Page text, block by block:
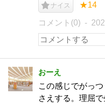
ナイス ★14
コメント(0)
おーえ
この感じでがっ
さえする。理屈